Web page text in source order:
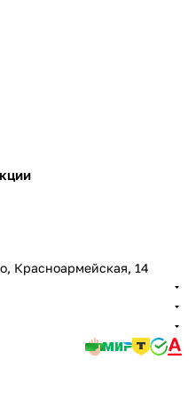
Красноармейская, 14